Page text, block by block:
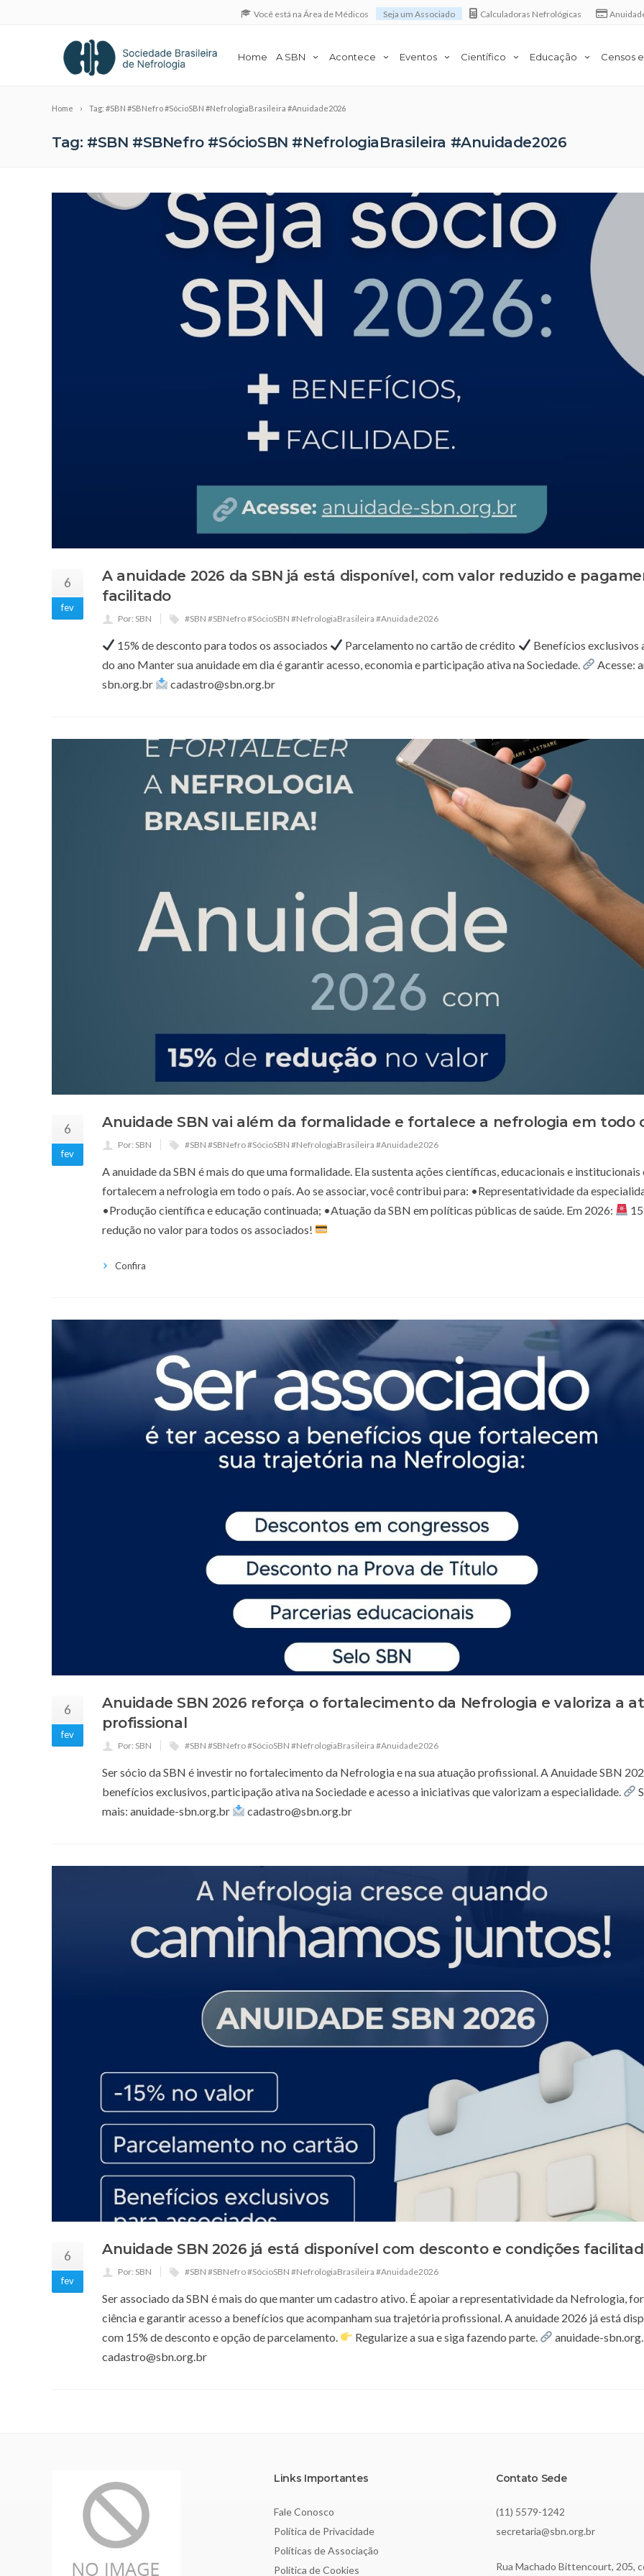
Você está na Área de Médicos Seja um Associado Calculadoras Nefrológicas
Home A SBN Acontece Eventos Científico Educação Censos
Home Tag: #SBN #SBNefro #SócioSBN #NefrologiaBrasileira #Anuidade2026
Tag: #SBN #SBNefro #SócioSBN #NefrologiaBrasileira #Anuidade2026
6
fev
A anuidade 2026 da SBN já está disponível, com valor reduzido e
facilitado
Por: SBN #SBN #SBNefro #SócioSBN #NefrologiaBrasileira #Anuidade2026
15% de desconto para todos os associados Parcelamento no cartão de crédito
Benefícios exclusivos
do ano Manter sua anuidade em dia é garantir acesso, economia e participação ativa na Sociedade.
Acesse:
sbn.org.br
cadastro@sbn.org.br
6
fev
Anuidade SBN vai além da formalidade e fortalece a nefrologia em todo
Por: SBN #SBN #SBNefro #SócioSBN #NefrologiaBrasileira #Anuidade2026
A anuidade da SBN é mais do que uma formalidade. Ela sustenta ações científicas, educacionais e institucionais
fortalecem a nefrologia em todo o país. Ao se associar, você contribui para: •Representatividade da
•Produção científica e educação continuada; •Atuação da SBN em políticas públicas de saúde. Em 2026:
redução no valor para todos os associados!
Confira
6
fev
Anuidade SBN 2026 reforça o fortalecimento da Nefrologia e valoriza a
profissional
Por: SBN #SBN #SBNefro #SócioSBN #NefrologiaBrasileira #Anuidade2026
Ser sócio da SBN é investir no fortalecimento da Nefrologia e na sua atuação profissional. A Anuidade SBN
benefícios exclusivos, participação ativa na Sociedade e acesso a iniciativas que valorizam a especialidade.
mais: anuidade-sbn.org.br
cadastro@sbn.org.br
6
fev
Anuidade SBN 2026 já está disponível com desconto e condições
Por: SBN #SBN #SBNefro #SócioSBN #NefrologiaBrasileira #Anuidade2026
Ser associado da SBN é mais do que manter um cadastro ativo. É apoiar a representatividade da Nefrologia,
ciência e garantir acesso a benefícios que acompanham sua trajetória profissional. A anuidade 2026 já está
com 15% de desconto e opção de parcelamento.
Regularize a sua e siga fazendo parte.
anuidade-
cadastro@sbn.org.br
Links Importantes
Fale Conosco
Política de Privacidade
Políticas de Associação
Política de Cookies
Contato Sede
(11) 5579-1242
secretaria@sbn.org.br
Rua Machado Bittencourt, 205,